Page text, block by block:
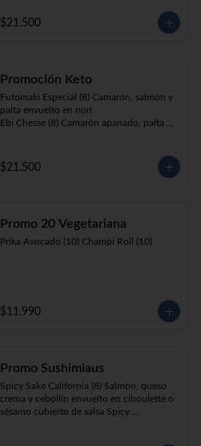
Sake Ebi (8) Camarón, salmón, queso
crema y cebollín envuelto en palta.
$21.500
Promoción Keto
Futomaki Especial (8) Camarón, salmón y
palta envuelto en nori
Ebi Chesse (8) Camarón apanado, palta y
Sake Ebi (8) Camarón, salmón, queso
crema y cebollín envuelto en palta.
$21.500
Promo 20 Vegetariana
Prika Avocado (10) Champi Roll (10)
$11.990
Promo Sushimiaus
Spicy Sake California (8) Salmón, queso
crema y cebollín envuelto en ciboulette o
sésamo cubierto de salsa Spicy.